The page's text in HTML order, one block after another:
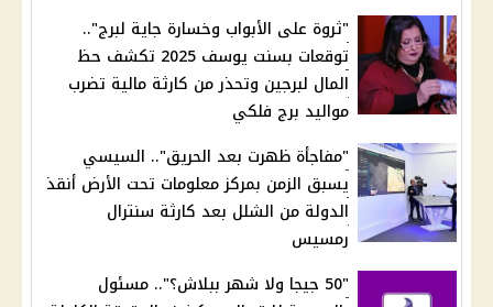
"ثروة على الأبواب وخسارة جاية لبرج"..
توقعات بسنت يوسف 2025 تكشف حظ
المال لبرجين وتحذر من كارثة مالية تضرب
مواليد برج فلكي
"مفاجأة ظهرت بعد الحريق".. السيسي
يسبق الزمن بمركز معلومات تحت الأرض أنقذ
الدولة من الشلل بعد كارثة سنترال
رمسيس
"50 جيجا ولا شهر ببلاش؟".. مسئول